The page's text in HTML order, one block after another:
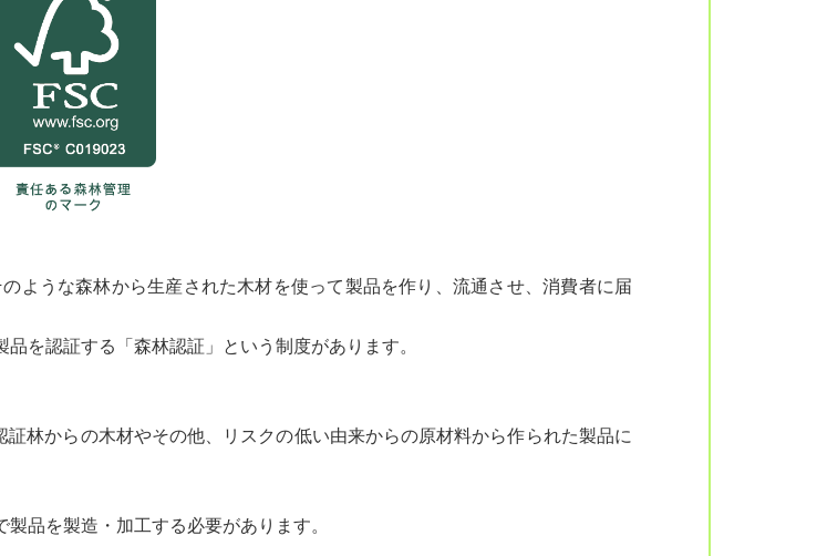
ような森林から生産された木材を使って製品を作り、流通させ、消費者に届
を認証する「森林認証」という制度があります。
林からの木材やその他、リスクの低い由来からの原材料から作られた製品に
品を製造・加工する必要があります。